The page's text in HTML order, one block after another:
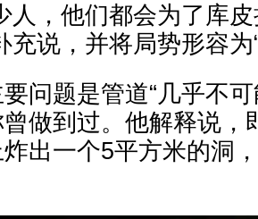
人，他们都会为了库
充说，并将局势形容为
问题是管道“几乎不
做到过。他解释说，
出一个5平方米的洞